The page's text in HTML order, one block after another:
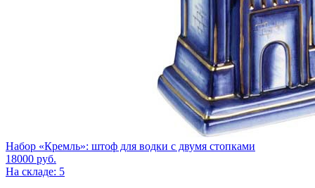
Набор «Кремль»: штоф для водки с двумя стопками
18000 руб.
На складе: 5